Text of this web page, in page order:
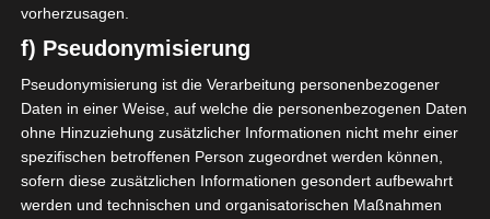
Stade Africain de
Menzel Bourguiba
(SAMB)
Stade Azaeiz Jaballah Menzel Bourguiba, (Bizerté)
28 Sep. 2025-15:30
Espoir Sportif de
Hammam Sousse
(ESHS)
0 0
(EMM)
Stade Municipal Bou Ali-Lahouar, Hammam Sousse
vorherzusagen.
f) Pseudonymisierung
Pseudonymisierung ist die Verarbeitung personenbezogener
Daten in einer Weise, auf welche die personenbezogenen Daten
ohne Hinzuziehung zusätzlicher Informationen nicht mehr einer
spezifischen betroffenen Person zugeordnet werden können,
sofern diese zusätzlichen Informationen gesondert aufbewahrt
werden und technischen und organisatorischen Maßnahmen